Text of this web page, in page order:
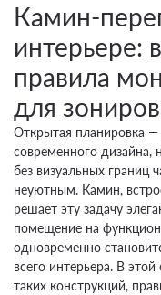
перегородке:
безопасно
Из какого
Технические
фатальные
Камин-
интерьере:
правила
для
Открытая планировка —
современного дизайна,
без визуальных границ
неуютным. Камин,
решает эту задачу
помещение на
одновременно
всего интерьера. В
таких конструкций,